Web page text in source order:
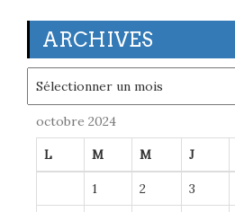
ARCHIVES
octobre 2024
L M M J
1 2 3